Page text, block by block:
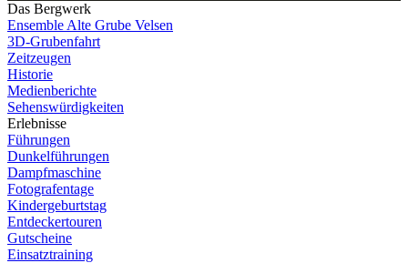
Das Bergwerk
Ensemble Alte Grube Velsen
3D-Grubenfahrt
Zeitzeugen
Historie
Medienberichte
Sehenswürdigkeiten
Erlebnisse
Führungen
Dunkelführungen
Dampfmaschine
Fotografentage
Kindergeburtstag
Entdeckertouren
Gutscheine
Einsatztraining